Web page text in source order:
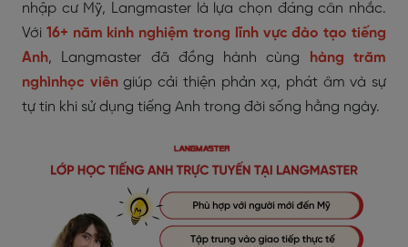
nhập cư Mỹ, Langmaster là lựa chọn đáng cân nhắc.
Với 16+ năm kinh nghiệm trong lĩnh vực đào tạo tiếng
Anh, Langmaster đã đồng hành cùng hàng trăm
nghìnhọc viêngiúp cải thiện phản xạ, phát âm và sự
tự tin khi sử dụng tiếng Anh trong đời sống hằng ngày.